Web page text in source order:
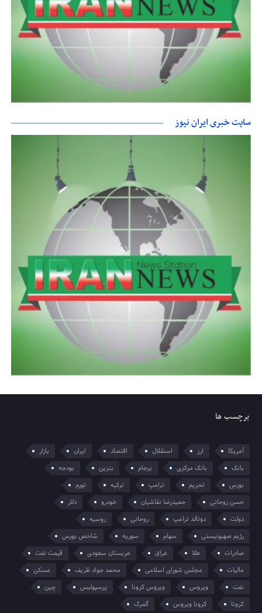
سایت خبری ایران نیوز
برچسب ها
آمریکا ارز استقلال اقتصاد ایران
بازار
بانک
بانک مرکزی برجام بنزین
بودجه
بورس
تحریم ترامپ ترکیه
تورم
حسن روحانی
حمیدرضا نقاشیان خودرو
دلار
دولت
دونالد ترامپ روحانی
روسیه
رژیم صهیونیستی
سهام سوریه
شاخص بورس
صادرات
طلا عراق عربستان سعودی
قیمت نفت
مالیات
مجلس شورای اسلامی محمد جواد ظریف
مسکن
نفت
ویروس ویروس کرونا پرسپولیس
چین
کرونا
کرونا ویروس گمرک